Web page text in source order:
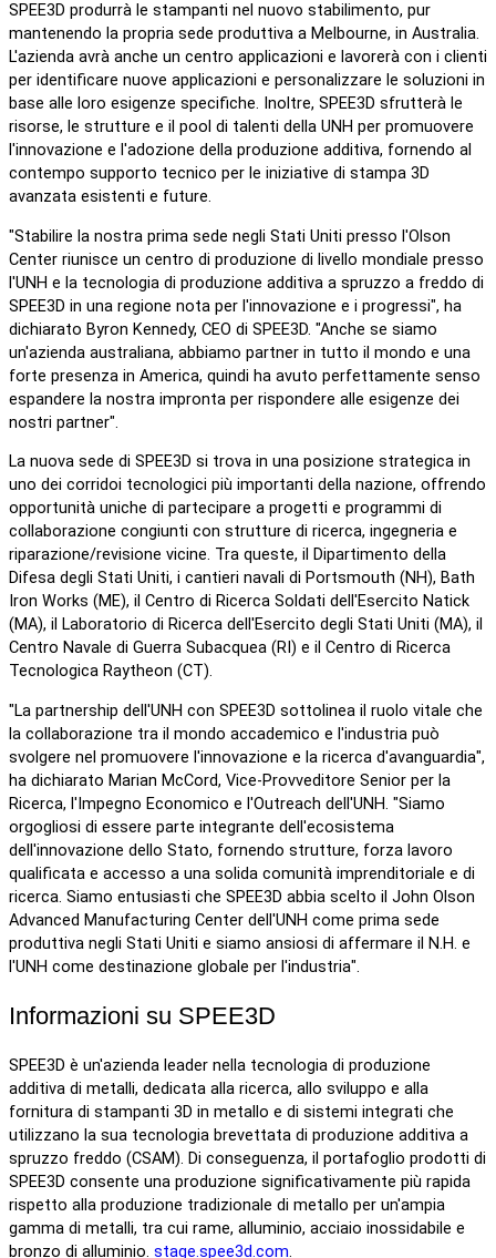
SPEE3D produrrà le stampanti nel nuovo stabilimento, pur
mantenendo la propria sede produttiva a Melbourne, in Australia.
L'azienda avrà anche un centro applicazioni e lavorerà con i clienti
per identificare nuove applicazioni e personalizzare le soluzioni in
base alle loro esigenze specifiche. Inoltre, SPEE3D sfrutterà le
risorse, le strutture e il pool di talenti della UNH per promuovere
l'innovazione e l'adozione della produzione additiva, fornendo al
contempo supporto tecnico per le iniziative di stampa 3D
avanzata esistenti e future.
"Stabilire la nostra prima sede negli Stati Uniti presso l'Olson
Center riunisce un centro di produzione di livello mondiale presso
l'UNH e la tecnologia di produzione additiva a spruzzo a freddo di
SPEE3D in una regione nota per l'innovazione e i progressi", ha
dichiarato Byron Kennedy, CEO di SPEE3D. "Anche se siamo
un'azienda australiana, abbiamo partner in tutto il mondo e una
forte presenza in America, quindi ha avuto perfettamente senso
espandere la nostra impronta per rispondere alle esigenze dei
nostri partner".
La nuova sede di SPEE3D si trova in una posizione strategica in
uno dei corridoi tecnologici più importanti della nazione, offrendo
opportunità uniche di partecipare a progetti e programmi di
collaborazione congiunti con strutture di ricerca, ingegneria e
riparazione/revisione vicine. Tra queste, il Dipartimento della
Difesa degli Stati Uniti, i cantieri navali di Portsmouth (NH), Bath
Iron Works (ME), il Centro di Ricerca Soldati dell'Esercito Natick
(MA), il Laboratorio di Ricerca dell'Esercito degli Stati Uniti (MA), il
Centro Navale di Guerra Subacquea (RI) e il Centro di Ricerca
Tecnologica Raytheon (CT).
"La partnership dell'UNH con SPEE3D sottolinea il ruolo vitale che
la collaborazione tra il mondo accademico e l'industria può
svolgere nel promuovere l'innovazione e la ricerca d'avanguardia",
ha dichiarato Marian McCord, Vice-Provveditore Senior per la
Ricerca, l'Impegno Economico e l'Outreach dell'UNH. "Siamo
orgogliosi di essere parte integrante dell'ecosistema
dell'innovazione dello Stato, fornendo strutture, forza lavoro
qualificata e accesso a una solida comunità imprenditoriale e di
ricerca. Siamo entusiasti che SPEE3D abbia scelto il John Olson
Advanced Manufacturing Center dell'UNH come prima sede
produttiva negli Stati Uniti e siamo ansiosi di affermare il N.H. e
l'UNH come destinazione globale per l'industria".
Informazioni su SPEE3D
SPEE3D è un'azienda leader nella tecnologia di produzione
additiva di metalli, dedicata alla ricerca, allo sviluppo e alla
fornitura di stampanti 3D in metallo e di sistemi integrati che
utilizzano la sua tecnologia brevettata di produzione additiva a
spruzzo freddo (CSAM). Di conseguenza, il portafoglio prodotti di
SPEE3D consente una produzione significativamente più rapida
rispetto alla produzione tradizionale di metallo per un'ampia
gamma di metalli, tra cui rame, alluminio, acciaio inossidabile e
bronzo di alluminio. stage.spee3d.com.